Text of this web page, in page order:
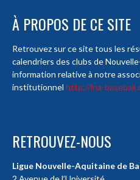
À PROPOS DE CE SITE
Retrouvez sur ce site tous les
calendriers des clubs de
information relative à notre
institutionnel http://lna-
RETROUVEZ-NOUS
Ligue Nouvelle-Aquitaine de